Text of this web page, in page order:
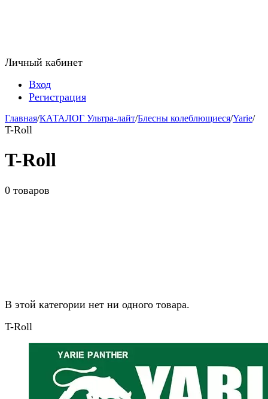
Личный кабинет
Вход
Регистрация
Главная/КАТАЛОГ Ультра-лайт/Блесны колеблющиеся/Yarie/
T-Roll
T-Roll
0 товаров
В этой категории нет ни одного товара.
T-Roll